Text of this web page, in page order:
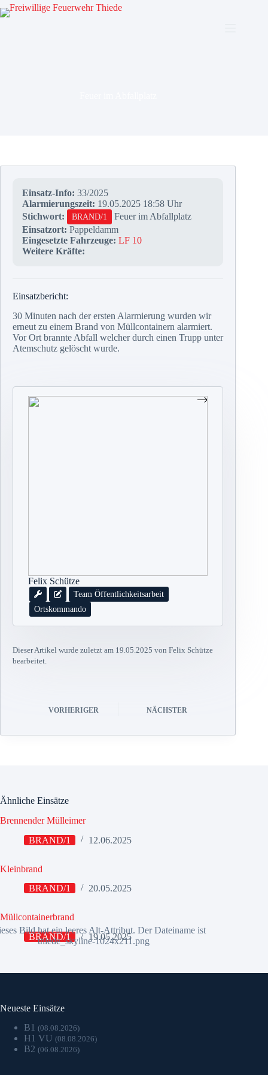
Zum
Inhalt
Einsatz-Info: 33/2025
Alarmierungszeit: 19.05.2025 18:58 Uhr
Stichwort:
BRAND/1
Feuer im Abfallplatz
Einsatzort: Pappeldamm
Eingesetzte Fahrzeuge: LF 10
Weitere Kräfte:
Einsatzbericht:
30 Minuten nach der ersten Alarmierung wurden wir
erneut zu einem Brand von Müllcontainern alarmiert.
Vor Ort brannte Abfall welcher durch einen Trupp unter
Atemschutz gelöscht wurde.
Felix Schütze
Team Öffentlichkeitsarbeit
Ortskommando
Dieser Artikel wurde zuletzt am 19.05.2025 von Felix Schütze
bearbeitet.
VORHERIGER NÄCHSTER
Ähnliche Einsätze
Brennender Mülleimer
BRAND/1
12.06.2025
Kleinbrand
BRAND/1
20.05.2025
Müllcontainerbrand
BRAND/1
19.05.2025
Neueste Einsätze
B1 (08.08.2026)
H1 VU (08.08.2026)
B2 (06.08.2026)